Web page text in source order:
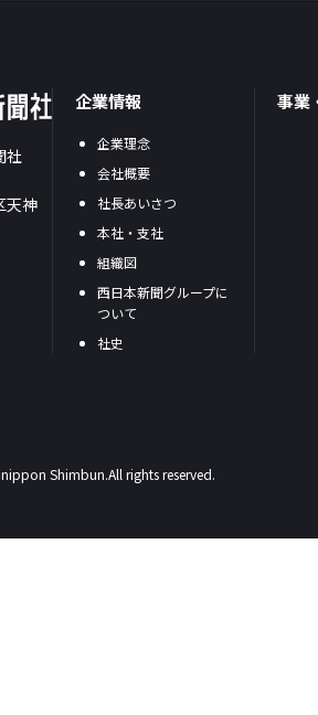
社
天神
企業情報
企業理念
会社概要
社長あいさつ
本社・支社
組織図
西日本新聞グループに
ついて
社史
事業
Shimbun.All rights reserved.